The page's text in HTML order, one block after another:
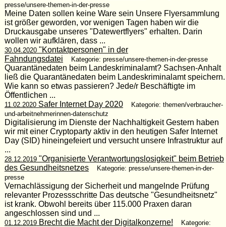
presse/unsere-themen-in-der-presse
Meine Daten sollen keine Ware sein Unsere Flyersammlung
ist größer geworden, vor wenigen Tagen haben wir die
Druckausgabe unseres "Datewertflyers" erhalten. Darin
wollen wir aufklären, dass ...
30.04.2020"Kontaktpersonen" in der
Fahndungsdatei
Kategorie: presse/unsere-themen-in-der-presse
Quarantänedaten beim Landeskriminalamt? Sachsen-Anhalt
ließ die Quarantänedaten beim Landeskriminalamt speichern.
Wie kann so etwas passieren? Jede/r Beschäftigte im
Öffentlichen ...
11.02.2020Safer Internet Day 2020
Kategorie: themen/verbraucher-
und-arbeitnehmerinnen-datenschutz
Digitalisierung im Dienste der Nachhaltigkeit Gestern haben
wir mit einer Cryptoparty aktiv in den heutigen Safer Internet
Day (SID) hineingefeiert und versucht unsere Infrastruktur auf
...
28.12.2019"Organisierte Verantwortungslosigkeit" beim Betrieb
des Gesundheitsnetzes
Kategorie: presse/unsere-themen-in-der-
presse
Vernachlässigung der Sicherheit und mangelnde Prüfung
relevanter Prozessschritte Das deutsche "Gesundheitsnetz"
ist krank. Obwohl bereits über 115.000 Praxen daran
angeschlossen sind und ...
01.12.2019Brecht die Macht der Digitalkonzerne!
Kategorie: